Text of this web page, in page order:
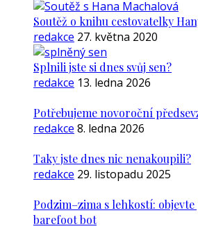
Soutěž o knihu cestovatelky
redakce 27. května 2020
Splnili jste si dnes svůj sen?
redakce 13. ledna 2026
Potřebujeme novoroční
redakce 8. ledna 2026
Taky jste dnes nic nenakoupili?
redakce 29. listopadu 2025
Podzim–zima s lehkostí:
barefoot bot